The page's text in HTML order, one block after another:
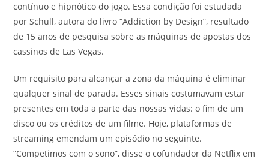
contínuo e hipnótico do jogo. Essa condição foi estudada
por Schüll, autora do livro “Addiction by Design”, resultado
de 15 anos de pesquisa sobre as máquinas de apostas dos
cassinos de Las Vegas.
Um requisito para alcançar a zona da máquina é eliminar
qualquer sinal de parada. Esses sinais costumavam estar
presentes em toda a parte das nossas vidas: o fim de um
disco ou os créditos de um filme. Hoje, plataformas de
streaming emendam um episódio no seguinte.
“Competimos com o sono”, disse o cofundador da Netflix em